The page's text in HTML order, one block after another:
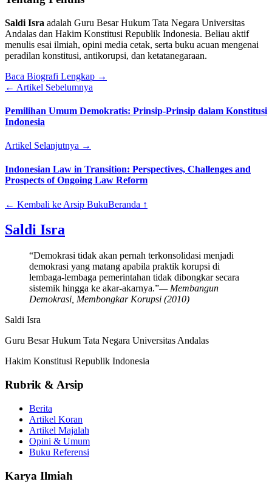
Saldi Isra adalah Guru Besar Hukum Tata Negara Universitas
Andalas dan Hakim Konstitusi Republik Indonesia. Beliau aktif
menulis esai ilmiah, opini media cetak, serta buku acuan mengenai
peradilan konstitusi, antikorupsi, dan ketatanegaraan.
Baca Biografi Lengkap →
← Artikel Sebelumnya
Pemilihan Umum Demokratis: Prinsip-Prinsip dalam Konstitusi
Indonesia
Artikel Selanjutnya →
Indonesian Law in Transition: Perspectives, Challenges and
Prospects of Ongoing Law Reform
← Kembali ke Arsip BukuBeranda ↑
Saldi Isra
“Demokrasi tidak akan pernah terkonsolidasi menjadi
demokrasi yang matang apabila praktik korupsi di
lembaga-lembaga pemerintahan tidak dibongkar secara
sistemik hingga ke akar-akarnya.”— Membangun
Demokrasi, Membongkar Korupsi (2010)
Saldi Isra
Guru Besar Hukum Tata Negara Universitas Andalas
Hakim Konstitusi Republik Indonesia
Rubrik & Arsip
Berita
Artikel Koran
Artikel Majalah
Opini & Umum
Buku Referensi
Karya Ilmiah